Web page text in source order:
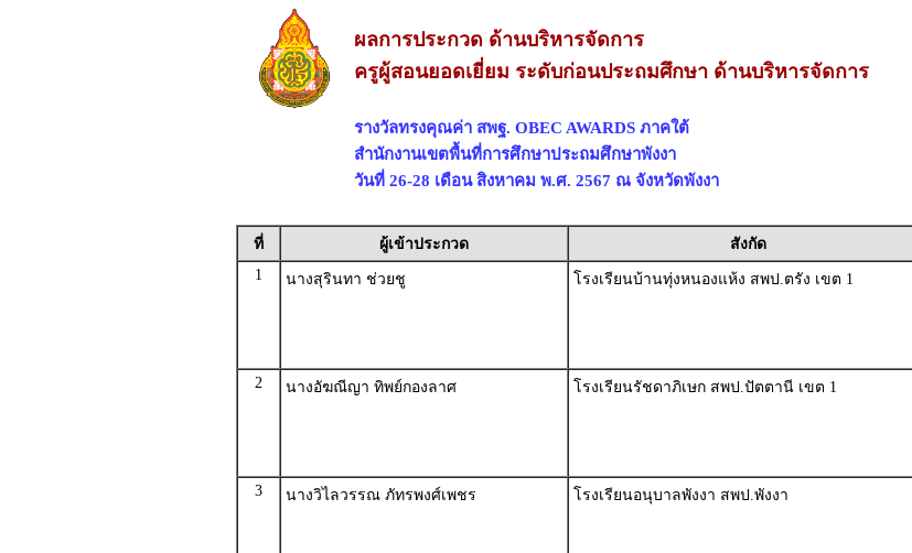
ผลการประกวด ด้านบริหารจัดการ
ครูผู้สอนยอดเยี่ยม ระดับก่อนประถมศึกษา ด้านบริหารจัดการ
รางวัลทรงคุณค่า สพฐ. OBEC AWARDS ภาคใต้
สำนักงานเขตพื้นที่การศึกษาประถมศึกษาพังงา
วันที่ 26-28 เดือน สิงหาคม พ.ศ. 2567 ณ จังหวัดพังงา
ที่ ผู้เข้าประกวด สังกัด
1
นางสุรินทา ช่วยชู โรงเรียนบ้านทุ่งหนองแห้ง สพป.ตรัง เขต 1
2
นางอัฆณีญา ทิพย์กองลาศ โรงเรียนรัชดาภิเษก สพป.ปัตตานี เขต 1
3
นางวิไลวรรณ ภัทรพงศ์เพชร โรงเรียนอนุบาลพังงา สพป.พังงา